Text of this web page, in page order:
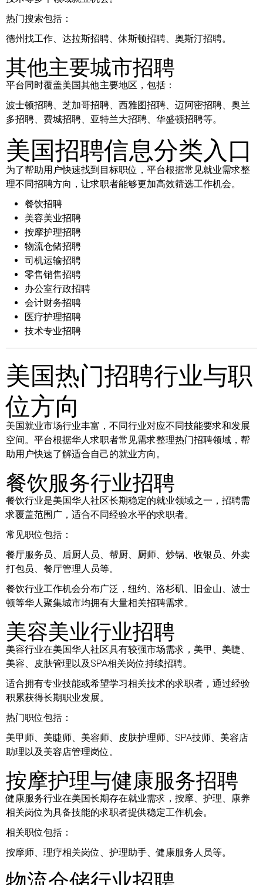
热门搜索包括：
德州找工作、达拉斯招聘、休斯顿招聘、奥斯汀招聘。
其他主要城市招聘
平台同时覆盖美国其他主要地区，包括：
波士顿招聘、芝加哥招聘、西雅图招聘、迈阿密招聘、奥兰
多招聘、费城招聘、亚特兰大招聘、华盛顿招聘等。
美国招聘信息分类入口
为了帮助用户快速找到目标职位，平台根据常见就业需求整
理不同招聘方向，让求职者能够更加高效筛选工作机会。
餐饮招聘
美容美业招聘
按摩护理招聘
物流仓储招聘
司机运输招聘
零售销售招聘
办公室行政招聘
会计财务招聘
医疗护理招聘
技术专业招聘
美国热门招聘行业与职
位方向
美国就业市场行业丰富，不同行业对应不同技能要求和发展
空间。平台根据华人求职者常见需求整理热门招聘领域，帮
助用户快速了解适合自己的就业方向。
餐饮服务行业招聘
餐饮行业是美国华人社区长期稳定的就业领域之一，招聘需
求覆盖范围广，适合不同经验水平的求职者。
常见职位包括：
餐厅服务员、后厨人员、帮厨、厨师、炒锅、收银员、外卖
打包员、餐厅管理人员等。
餐饮行业工作机会分布广泛，纽约、洛杉矶、旧金山、波士
顿等华人聚集城市均拥有大量相关招聘需求。
美容美业行业招聘
美容行业在美国华人社区具有较强市场需求，美甲、美睫、
美容、皮肤管理以及SPA相关岗位持续招聘。
适合拥有专业技能或希望学习相关技术的求职者，通过经验
积累获得长期职业发展。
热门职位包括：
美甲师、美睫师、美容师、皮肤护理师、SPA技师、美容店
助理以及美容店管理岗位。
按摩护理与健康服务招聘
健康服务行业在美国长期存在就业需求，按摩、护理、康养
相关岗位为具备技能的求职者提供稳定工作机会。
相关职位包括：
按摩师、理疗相关岗位、护理助手、健康服务人员等。
物流仓储行业招聘